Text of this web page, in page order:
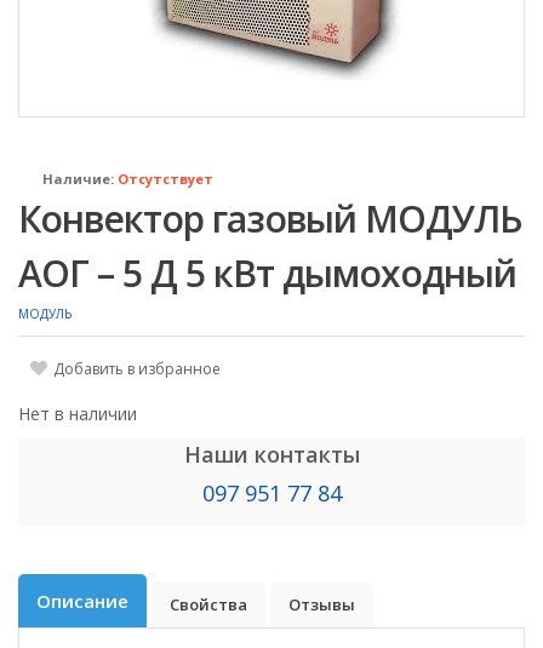
Наличие: Отсутствует
Конвектор газовый МОДУЛЬ
АОГ – 5 Д 5 кВт дымоходный
МОДУЛЬ
Добавить в избранное
Нет в наличии
Наши контакты
097 951 77 84
Описание Свойства Отзывы